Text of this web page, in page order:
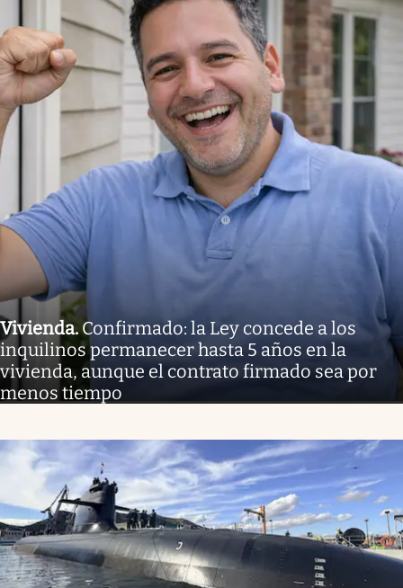
Vivienda.Confirmado: la Ley concede a los
inquilinos permanecer hasta 5 años en la
vivienda, aunque el contrato firmado sea por
menos tiempo